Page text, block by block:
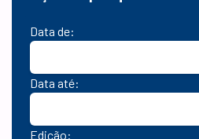
Data de:
Data até:
Edição: